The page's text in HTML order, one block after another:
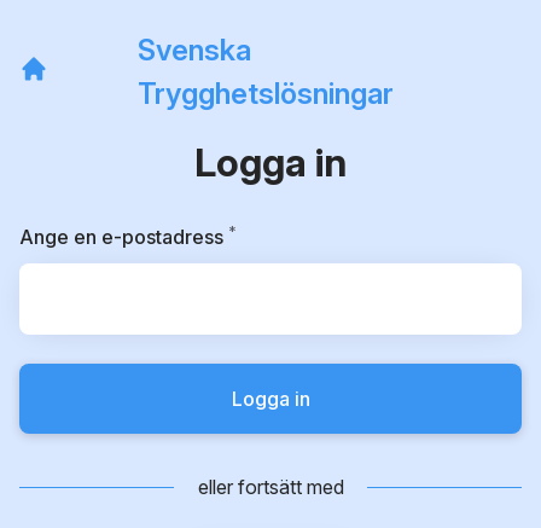
Svenska
Trygghetslösningar
Logga in
Ange en e-postadress *
Logga in
eller fortsätt med